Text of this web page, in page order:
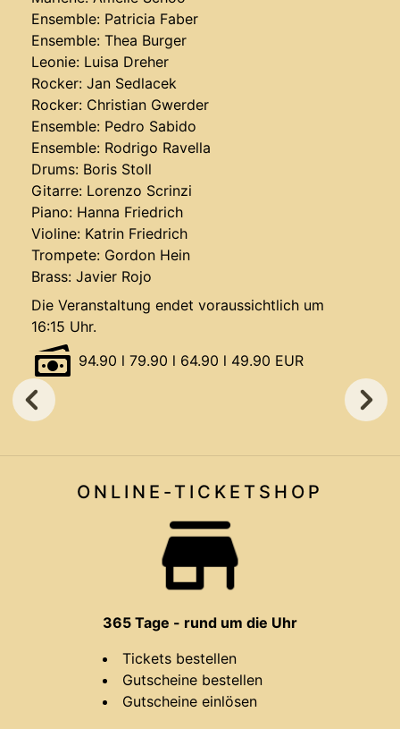
Ensemble: Patricia Faber
Ensemble: Thea Burger
Leonie: Luisa Dreher
Rocker: Jan Sedlacek
Rocker: Christian Gwerder
Ensemble: Pedro Sabido
Ensemble: Rodrigo Ravella
Drums: Boris Stoll
Gitarre: Lorenzo Scrinzi
Piano: Hanna Friedrich
Violine: Katrin Friedrich
Trompete: Gordon Hein
Brass: Javier Rojo
Die Veranstaltung endet voraussichtlich um
16:15 Uhr.
94.90 l 79.90 l 64.90 l 49.90 EUR
ONLINE-TICKET SHOP
365 Tage - rund um die Uhr
Tickets bestellen
Gutscheine bestellen
Gutscheine einlösen